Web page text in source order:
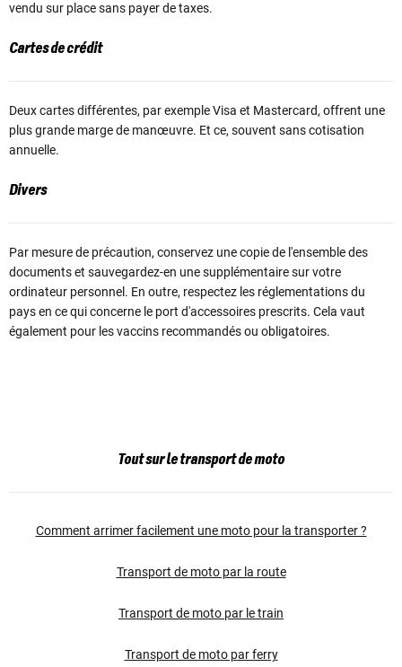
vendu sur place sans payer de taxes.
Cartes de crédit
Deux cartes différentes, par exemple Visa et Mastercard, offrent une
plus grande marge de manœuvre. Et ce, souvent sans cotisation
annuelle.
Divers
Par mesure de précaution, conservez une copie de l'ensemble des
documents et sauvegardez-en une supplémentaire sur votre
ordinateur personnel. En outre, respectez les réglementations du
pays en ce qui concerne le port d'accessoires prescrits. Cela vaut
également pour les vaccins recommandés ou obligatoires.
Tout sur le transport de moto
Comment arrimer facilement une moto pour la transporter ?
Transport de moto par la route
Transport de moto par le train
Transport de moto par ferry